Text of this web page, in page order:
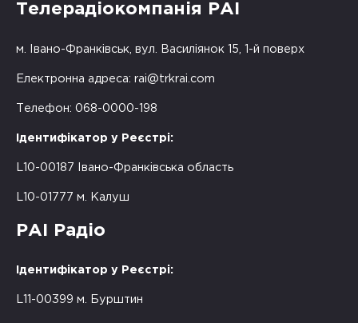
Телерадіокомпанія РАІ
м. Івано-Франківськ, вул. Василіянок 15, 1-й поверх
Електронна адреса: rai@trkrai.com
Телефон: 068-0000-198
Ідентифікатор у Реєстрі:
L10-00187 Івано-Франківська область
L10-01777 м. Калуш
РАІ Радіо
Ідентифікатор у Реєстрі:
L11-00399 м. Бурштин